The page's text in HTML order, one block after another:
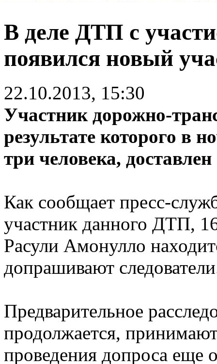
В деле ДТП с
появился новый
22.10.2013, 15:30
Участник дорожно-
результате которого в
три человека,
Как сообщает пресс-
участник данного ДТП,
Расули Амонулло
допрашивают
Предварительное
продолжается,
проведения допроса еще